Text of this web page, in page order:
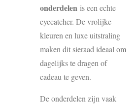
onderdelen is een echte
eyecatcher. De vrolijke
kleuren en luxe uitstraling
maken dit sieraad ideaal om
dagelijks te dragen of
cadeau te geven.
De onderdelen zijn vaak